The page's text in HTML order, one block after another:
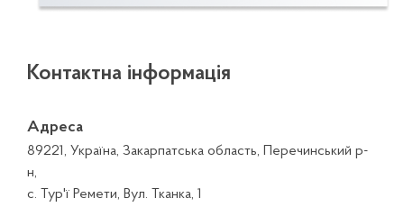
Контактна інформація
Адреса
89221, Україна, Закарпатська область, Перечинський р-
н,
с. Тур'ї Ремети, Вул. Тканка, 1